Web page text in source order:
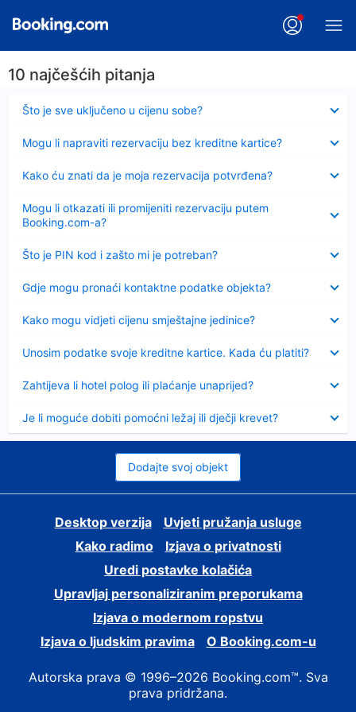
10 najčešćih pitanja
Što je sve uključeno u cijenu sobe?
Sažeto
Mogu li napraviti rezervaciju bez kreditne kartice?
Kako ću znati da je moja rezervacija potvrđena?
Mogu li otkazati ili promijeniti rezervaciju putem
Booking.com-a?
Što je PIN kod i zašto mi je potreban?
Sažeto
Gdje mogu pronaći kontaktne podatke objekta?
Kako mogu vidjeti cijenu smještajne jedinice?
Unosim podatke svoje kreditne kartice. Kada ću platiti?
Zahtijeva li hotel polog ili plaćanje unaprijed?
Je li moguće dobiti pomoćni ležaj ili dječji krevet?
Dodajte svoj objekt
Desktop verzija
Uvjeti pružanja usluge
Kako radimo
Izjava o privatnosti
Uredi postavke kolačića
Upravljaj personaliziranim preporukama
Izjava o modernom ropstvu
Izjava o ljudskim pravima
O Booking.com-u
Autorska prava © 1996–2026 Booking.com™. Sva
prava pridržana.